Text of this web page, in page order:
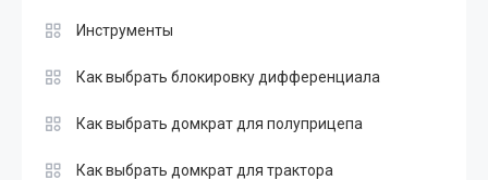
Инструменты
Как выбрать блокировку дифференциала
Как выбрать домкрат для полуприцепа
Как выбрать домкрат для трактора